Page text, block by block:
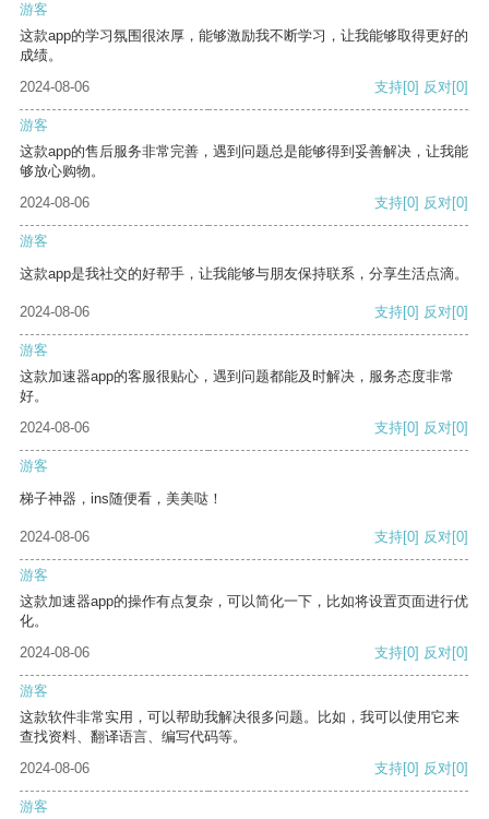
游客
这款app的学习氛围很浓厚，能够激励我不断学习，让我能够取得更好的
成绩。
2024-08-06
支持[0] 反对[0]
游客
这款app的售后服务非常完善，遇到问题总是能够得到妥善解决，让我能
够放心购物。
2024-08-06
支持[0] 反对[0]
游客
这款app是我社交的好帮手，让我能够与朋友保持联系，分享生活点滴。
2024-08-06 支持[0] 反对[0]
游客
这款加速器app的客服很贴心，遇到问题都能及时解决，服务态度非常
好。
2024-08-06
支持[0] 反对[0]
游客
梯子神器，ins随便看，美美哒！
2024-08-06 支持[0] 反对[0]
游客
这款加速器app的操作有点复杂，可以简化一下，比如将设置页面进行优
化。
2024-08-06
支持[0] 反对[0]
游客
这款软件非常实用，可以帮助我解决很多问题。比如，我可以使用它来
查找资料、翻译语言、编写代码等。
2024-08-06
支持[0] 反对[0]
游客